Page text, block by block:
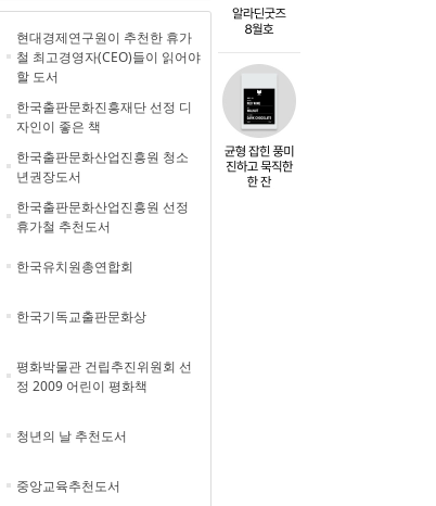
현대경제연구원이 추천한 휴가
철 최고경영자(CEO)들이 읽어야
할 도서
한국출판문화진흥재단 선정 디
자인이 좋은 책
한국출판문화산업진흥원 청소
년권장도서
한국출판문화산업진흥원 선정
휴가철 추천도서
한국유치원총연합회
한국기독교출판문화상
평화박물관 건립추진위원회 선
정 2009 어린이 평화책
청년의 날 추천도서
중앙교육추천도서